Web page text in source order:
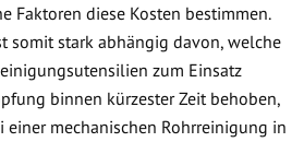
Faktoren diese Kosten bestimmen.
somit stark abhängig davon, welche
zum Einsatz
binnen kürzester Zeit behoben,
einer mechanischen Rohrreinigung in